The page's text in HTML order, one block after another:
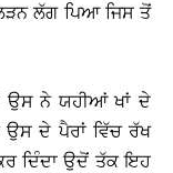
ਲੱਗ ਪਿਆ ਜਿਸ ਤੋਂ
ਉਸ ਨੇ ਯਹੀਆਂ ਖਾਂ ਦੇ
ਉਸ ਦੇ ਪੈਰਾਂ ਵਿੱਚ ਰੱਖ
ਦਿੰਦਾ ਉਦੋਂ ਤੱਕ ਇਹ